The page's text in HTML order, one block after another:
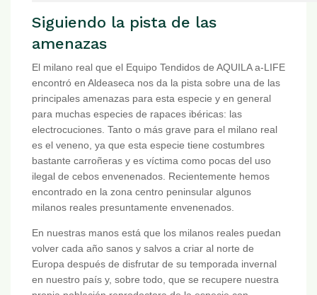
Siguiendo la pista de las
amenazas
El milano real que el Equipo Tendidos de AQUILA a-LIFE
encontró en Aldeaseca nos da la pista sobre una de las
principales amenazas para esta especie y en general
para muchas especies de rapaces ibéricas: las
electrocuciones. Tanto o más grave para el milano real
es el veneno, ya que esta especie tiene costumbres
bastante carroñeras y es víctima como pocas del uso
ilegal de cebos envenenados. Recientemente hemos
encontrado en la zona centro peninsular algunos
milanos reales presuntamente envenenados.
En nuestras manos está que los milanos reales puedan
volver cada año sanos y salvos a criar al norte de
Europa después de disfrutar de su temporada invernal
en nuestro país y, sobre todo, que se recupere nuestra